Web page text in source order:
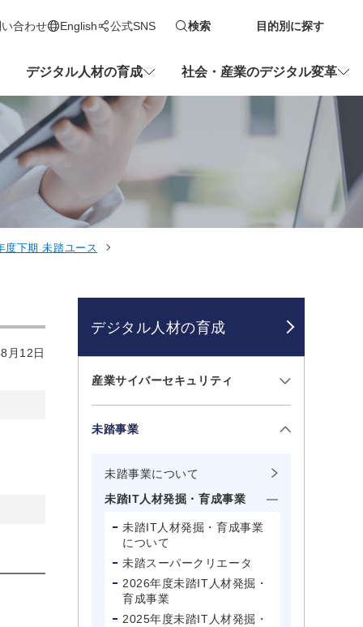
合わせ English
新しいタブで開きます
公式SNS 検索 目的別に探す
デジタル人材の育成 社会・産業のデジタル変革
度下期 未踏ユース
月12日
デジタル人材の育成
産業サイバーセキュリティ
未踏事業
未踏事業について
未踏IT人材発掘・育成事業
未踏IT人材発掘・育成事業
について
未踏スーパークリエータ
2026年度未踏IT人材発掘・
育成事業
2025年度未踏IT人材発掘・